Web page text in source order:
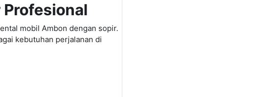
mobil Ambon dengan sopir.
kebutuhan perjalanan di